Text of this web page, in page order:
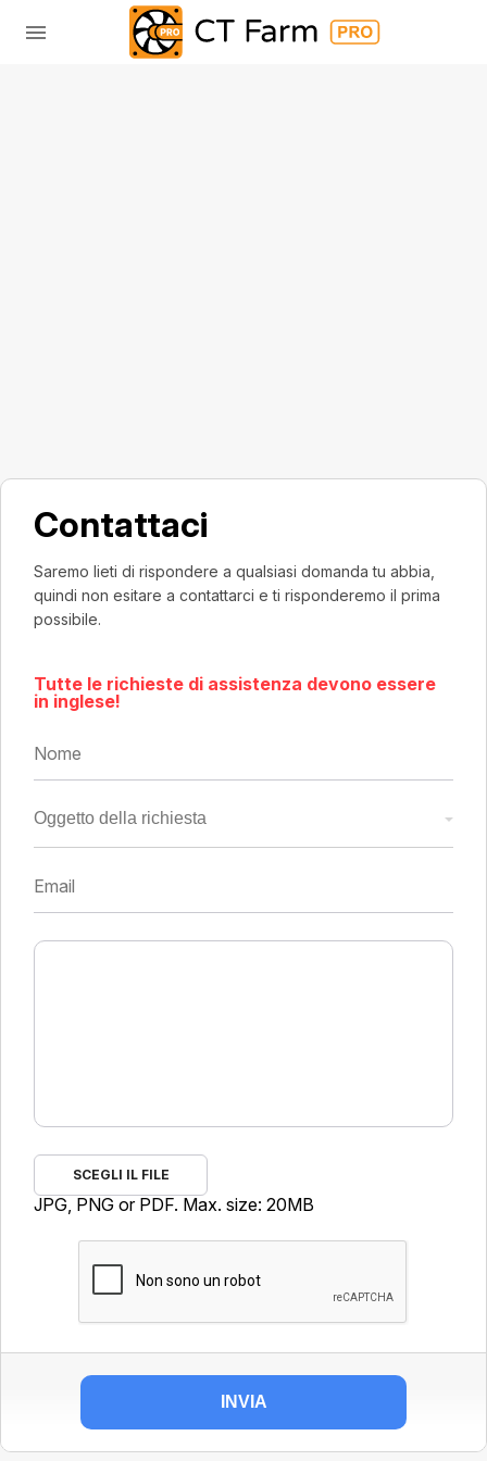
Contattaci
Saremo lieti di rispondere a qualsiasi domanda tu abbia,
quindi non esitare a contattarci e ti risponderemo il prima
possibile.
Tutte le richieste di assistenza devono essere
in inglese!
SCEGLI IL FILE
JPG, PNG or PDF. Max. size: 20MB
INVIA